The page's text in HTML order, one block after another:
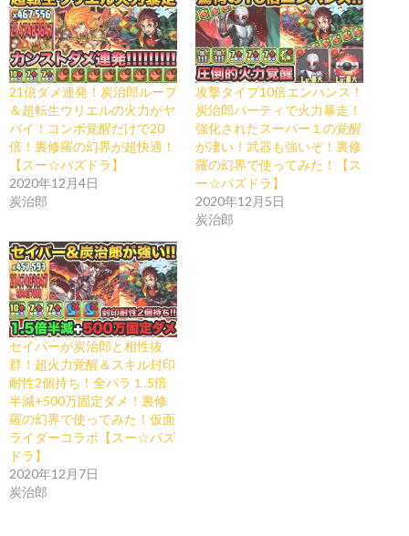
21億ダメ連発！炭治郎ループ
＆超転生ウリエルの火力がヤ
バイ！コンボ覚醒だけで20
倍！裏修羅の幻界が超快適！
【スー☆パズドラ】
2020年12月4日
炭治郎
攻撃タイプ10倍エンハンス！
炭治郎パーティで火力暴走！
強化されたスーパー１の覚醒
が凄い！武器も強いぞ！裏修
羅の幻界で使ってみた！【ス
ー☆パズドラ】
2020年12月5日
炭治郎
セイバーが炭治郎と相性抜
群！超火力覚醒＆スキル封印
耐性2個持ち！全パラ１.5倍
半減+500万固定ダメ！裏修
羅の幻界で使ってみた！仮面
ライダーコラボ【スー☆パズ
ドラ】
2020年12月7日
炭治郎